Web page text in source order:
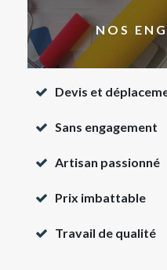
NOS
Devis et
Sans engagement
Artisan passionné
Prix imbattable
Travail de qualité